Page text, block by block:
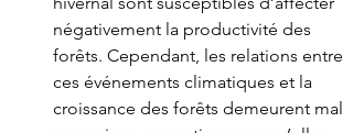
négativement la productivité des
forêts. Cependant, les relations entre
ces événements climatiques et la
croissance des forêts demeurent mal